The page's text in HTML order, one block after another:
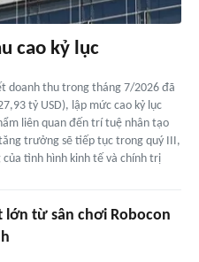
cao kỷ lục
doanh thu trong tháng 7/2026 đã
tỷ USD), lập mức cao kỷ lục
liên quan đến trí tuệ nhân tạo
trưởng sẽ tiếp tục trong quý III,
tình hình kinh tế và chính trị
lớn từ sân chơi Robocon